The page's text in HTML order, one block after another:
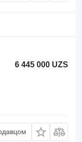
6 445 000 UZS